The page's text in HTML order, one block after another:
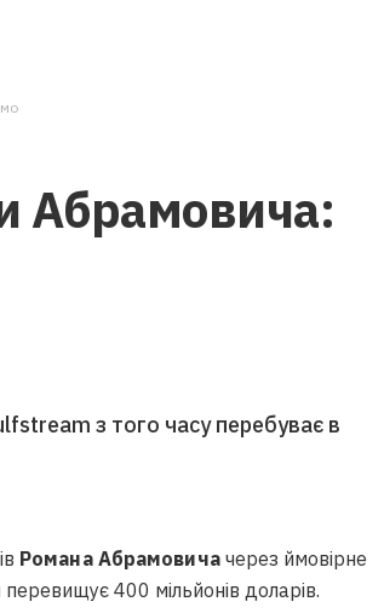
Абрамовича:
з того часу перебуває в
Романа Абрамовичачерез ймовірне
400 мільйонів доларів.